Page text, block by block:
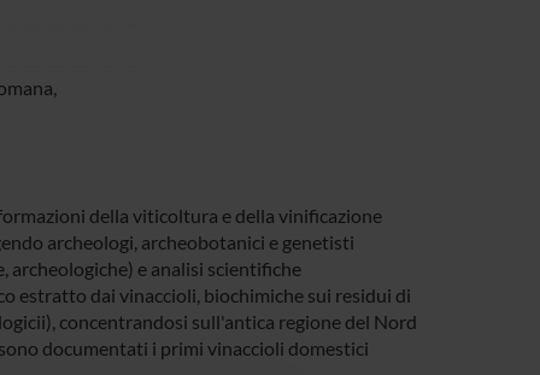
della viticoltura e della vinificazione
archeologi, archeobotanici e genetisti
archeologiche) e analisi scientifiche
estratto dai vinaccioli, biochimiche sui residui di
concentrandosi sull'antica regione del Nord
documentati i primi vinaccioli domestici